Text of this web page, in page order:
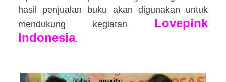
hasil penjualan buku akan digunakan untuk
mendukung kegiatan Lovepink
Indonesia.